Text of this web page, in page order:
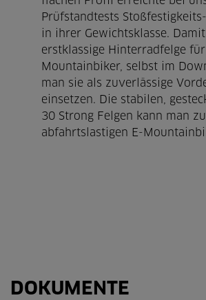
Prüfstandtests
in ihrer Gewichtsklasse.
erstklassige Hinterradfelge
Mountainbiker, selbst im
man sie als zuverlässige
einsetzen. Die stabilen,
30 Strong Felgen kann man
abfahrtslastigen E-
DOKUMENTE